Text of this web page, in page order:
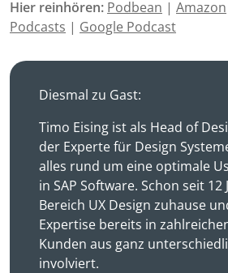
Hier reinhören: Podbean | Amazon
Podcasts | Google Podcast
Diesmal zu Gast:
Timo Eising ist als Head of
der Experte für Design
alles rund um eine optimale
in SAP Software. Schon seit
Bereich UX Design zuhause
Expertise bereits in
Kunden aus ganz
involviert.